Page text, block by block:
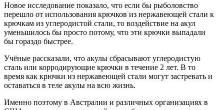
Новое исследование показало, что если бы рыболовство
перешло от использования крючков из нержавеющей стали к
крючкам из углеродистой стали, то воздействие на акул
уменьшилось бы просто потому, что эти крючки выпадали
бы гораздо быстрее.
Учёные рассказали, что акулы сбрасывают углеродистую
сталь или корродирующие крючки в течение 2 лет. В то
время как крючки из нержавеющей стали могут застревать и
оставаться в теле акулы на всю жизнь.
Именно поэтому в Австралии и различных организациях в